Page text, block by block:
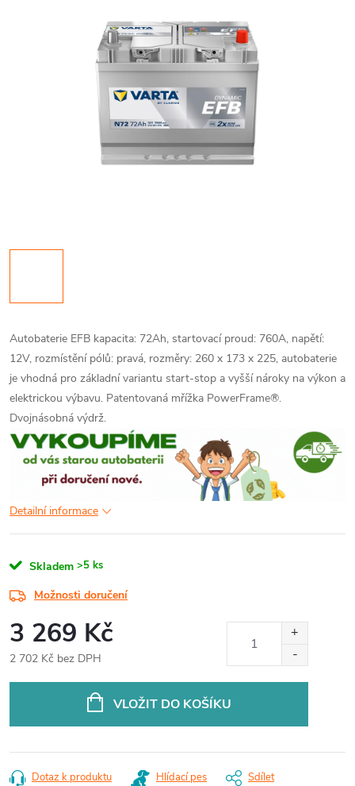
Autobaterie EFB kapacita: 72Ah, startovací proud: 760A, napětí:
12V, rozmístění pólů: pravá, rozměry: 260 x 173 x 225, autobaterie
je vhodná pro základní variantu start-stop a vyšší nároky na výkon a
elektrickou výbavu. Patentovaná mřížka PowerFrame®.
Dvojnásobná výdrž.
Detailní informace
Skladem >5 ks
Možnosti doručení
3 269 Kč
2 702 Kč bez DPH
VLOŽIT DO KOŠÍKU
Dotaz k produktu Hlídací pes Sdílet